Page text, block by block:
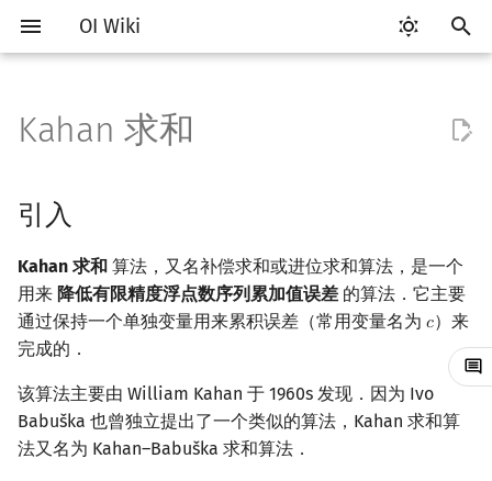
OI Wiki
始
搜
索
Getting Started
关于本项目
如何参与
OI Wiki 不是什么
格式手册
数学符号表
比赛相关简介
赛事
题型
学习路线
学习资源
技巧
常见错误
常见技巧
工具软件简介
代码编辑工具
VS Code
Atom
Notepad++
评测工具 Cena
CCR Plus
命令行
命令行编译与调试
编译器
Generator
Validator
Checker
语言基础简介
C++ 基础
变量
运算
高级数据类型
C++ 标准库 STL 算法
bitset
pair
C++ 进阶
值类别
重载运算符
常量
C++ 与其他常用语言的区别
Pascal 转 C++ 急救
算法基础简介
复杂度
枚举
模拟
递归 & 分治
贪心
冒泡排序
插入排序
基数排序
搜索部分简介
DFS（搜索）
BFS（搜索）
双向搜索
启发式搜索
A*
动态规划部分简介
动态规划基础
记忆化搜索
背包 DP
区间 DP
DAG 上的 DP
斜率优化
四边形不等式优化
WQS 二分
字符串部分简介
字符串基础
标准库
字符串匹配
字符串哈希
字典树 (Trie)
数学部分简介
布尔代数
数字系统 平衡三进制
格雷码
位操作
二进制集合操作
高精度计算
素数
最大公约数
筛法
快速傅里叶变换
快速数论变换
Chirp Z 变换
容斥原理
斐波那契数列
卡特兰数
内积和外积
矩阵
行列式
环论
域论
随机变量
随机变量的数字特征
零和游戏
非公平组合游戏
高斯消元
牛顿迭代法
数据结构部分简介
栈
队列
链表
哈希表
并查集
配对堆
左偏树
块状链表
树分块
李超线段树
猫树
区间最值操作 & 区间历史
值
Kinetic Tournament Tree
Splay 树
WBLT
笛卡尔树
可持久化块状数组
可持久化平衡树
可持久化可并堆
线段树套平衡树
树状数组套权值线段树
Euler Tour Tree
Top Tree
图论部分简介
图论相关概念
图的存储
DFS（图论）
BFS（图论）
树上问题
树的中心
树的重心
树链剖分
k 短路
同余最短路
最小直径生成树
割点和桥
圆方树
最小割
费用流
Stoer–Wagner 算法
二分图最大权匹配
一般图最大匹配
稳定匹配
计算几何部分简介
二维计算几何基础
三维计算几何基础
距离
Pick 定理
三角剖分
离线算法简介
CDQ 分治
整体二分
莫队算法
带修改莫队
树上莫队
二维莫队
随机函数
随机化技巧
爬山算法
模拟退火
引入
舍入误差
过程
实现
习题
编程语言的求和
RMQ
并查集应用
括号序列
线段树与离线询问
Kahan 求和
引入
Kahan 求和 算法，又名补偿求和或进位求和算法，是一个
用来 降低有限精度浮点数序列累加值误差 的算法．它主要
通过保持一个单独变量用来累积误差（常用变量名为 𝑐
c）来
完成的．
该算法主要由 William Kahan 于 1960s 发现．因为 Ivo
Babuška 也曾独立提出了一个类似的算法，Kahan 求和算
法又名为 Kahan–Babuška 求和算法．